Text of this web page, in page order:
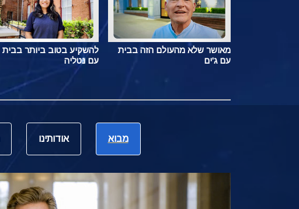
מאושר שלא מהעולם הזה בבית
עם ג'ים
להשקיע בטוב ביותר בבית
עם נטליה
מבוא אודותינו